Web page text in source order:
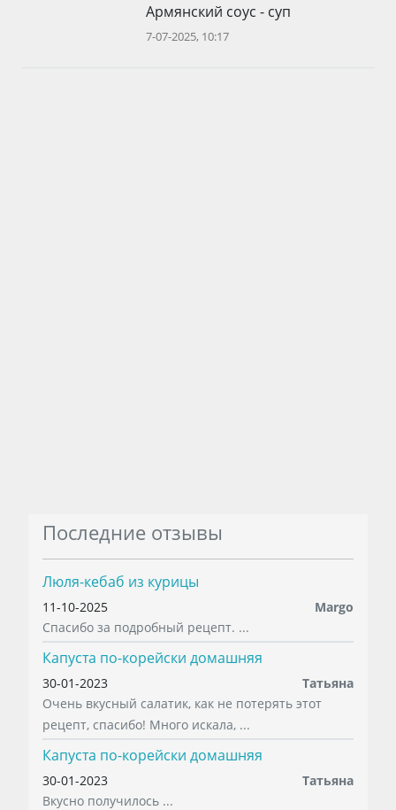
Армянский соус - суп
7-07-2025, 10:17
Последние отзывы
Люля-кебаб из курицы
11-10-2025
Margo
Спасибо за подробный рецепт. ...
Капуста по-корейски домашняя
30-01-2023
Татьяна
Очень вкусный салатик, как не потерять этот
рецепт, спасибо! Много искала, ...
Капуста по-корейски домашняя
30-01-2023
Татьяна
Вкусно получилось ...